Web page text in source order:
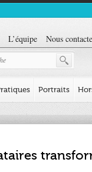
L’équipe Nous
Portraits